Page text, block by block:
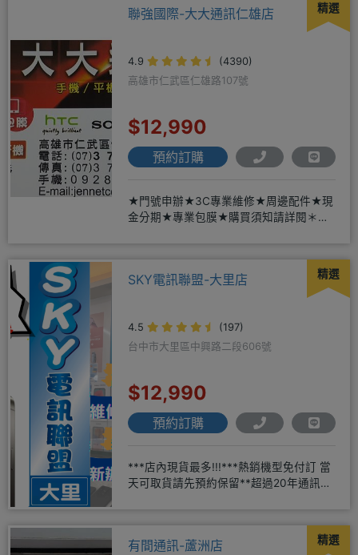
精選
聯強國際-大大通訊仁雄店
4.9
(4390)
高雄市仁武區仁雄路107號
$12,990
預約訂購
★門號申辦★3C專業維修★周邊配件★現
金分期★專業包膜★購買須知請詳閱＊來
精選
SKY電訊聯盟-大里店
4.5
(197)
台中市大里區中興路二段606號
$12,990
預約訂購
***店內現貨最多!!!***熱銷機型免付訂 當
天可取貨請先預約保留**超過20年通訊經
精選
有間通訊-蘆洲店